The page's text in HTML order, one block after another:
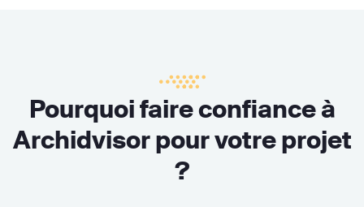
Pourquoi faire confiance à
Archidvisor pour votre projet
?